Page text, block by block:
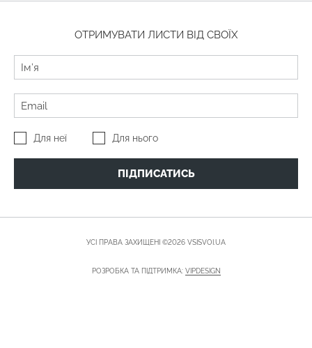
ОТРИМУВАТИ ЛИСТИ ВІД СВОЇХ
Для неї Для нього
ПІДПИСАТИСЬ
УСІ ПРАВА ЗАХИЩЕНІ ©2026 VSISVOI.UA
РОЗРОБКА ТА ПІДТРИМКА: VIPDESIGN